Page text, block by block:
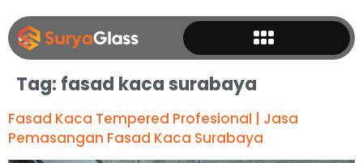
Tag: fasad kaca surabaya
Fasad Kaca Tempered Profesional | Jasa
Pemasangan Fasad Kaca Surabaya